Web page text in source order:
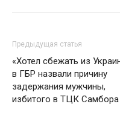
Предыдущая статья
«Хотел сбежать из
в ГБР назвали причину
задержания мужчины,
избитого в ТЦК Самбора